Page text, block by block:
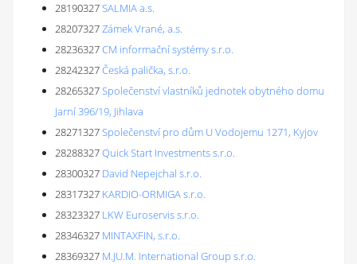
28190327SALMIA a.s.
28207327Zámek Vrané, a.s.
28236327CM informační systémy s.r.o.
28242327Česká palička, s.r.o.
28265327Společenství vlastníků jednotek obytného domu
Jarní 396/19, Jihlava
28271327Společenství pro dům U Vodojemu 1271, Kyjov
28288327Quick Start Investments s.r.o.
28300327 David Nepejchal s.r.o.
28317327 KARDIO-ORMIGA s.r.o.
28323327 LKW Euroservis s.r.o.
28346327 MINTAXFIN, s.r.o.
28369327 M.JU.M. International Group s.r.o.